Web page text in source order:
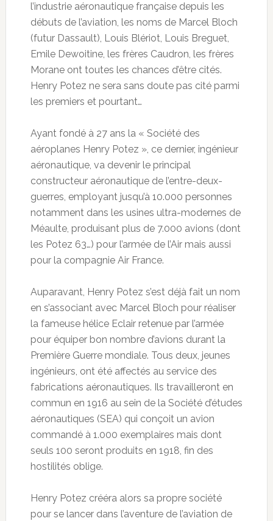
l’industrie aéronautique française depuis les
débuts de l’aviation, les noms de Marcel Bloch
(futur Dassault), Louis Blériot, Louis Breguet,
Emile Dewoitine, les frères Caudron, les frères
Morane ont toutes les chances d’être cités.
Henry Potez ne sera sans doute pas cité parmi
les premiers et pourtant…
Ayant fondé à 27 ans la « Société des
aéroplanes Henry Potez », ce dernier, ingénieur
aéronautique, va devenir le principal
constructeur aéronautique de l’entre-deux-
guerres, employant jusqu’à 10.000 personnes
notamment dans les usines ultra-modernes de
Méaulte, produisant plus de 7.000 avions (dont
les Potez 63…) pour l’armée de l’Air mais aussi
pour la compagnie Air France.
Auparavant, Henry Potez s’est déjà fait un nom
en s’associant avec Marcel Bloch pour réaliser
la fameuse hélice Eclair retenue par l’armée
pour équiper bon nombre d’avions durant la
Première Guerre mondiale. Tous deux, jeunes
ingénieurs, ont été affectés au service des
fabrications aéronautiques. Ils travailleront en
commun en 1916 au sein de la Société d’études
aéronautiques (SEA) qui conçoit un avion
commandé à 1.000 exemplaires mais dont
seuls 100 seront produits en 1918, fin des
hostilités oblige.
Henry Potez crééra alors sa propre société
pour se lancer dans l’aventure de l’aviation de